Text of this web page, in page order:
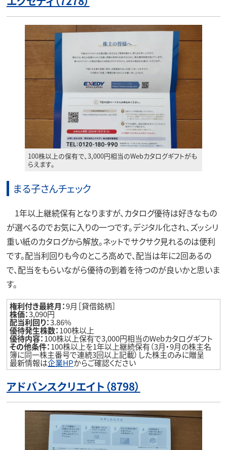
100株以上の保有で、3,000円相当のWebカタログギフトがも
らえます。
まる子さんチェック
1年以上継続保有となりますが、カタログ優待は好きなもの
が選べるのでお気に入りの一つです。デジタル化され、ズッシリ
重い紙のカタログから解放。ネットでサクサク見れるのは便利
です。配当利回りも今のところ高めで、配当は年に2回あるの
で、配当をもらいながら優待の到着を待つのが良いかと思いま
す。
権利付き最終月：9月［貸借銘柄］
株価：3,090円
配当利回り：3.86%
優待発生株数：100株以上
優待内容：100株以上保有で3,000円相当のWebカタログギフト
その他条件：100株以上を1年以上継続保有（3月・9月の株主名
簿に同一株主番号で連続3回以上記載）した株主のみに贈呈
最新情報は企業HPからご確認ください
アドバンスクリエイト（8798）